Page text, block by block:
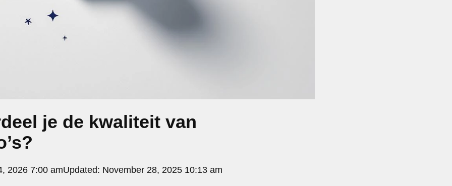
je de kwaliteit van
2026 7:00 amUpdated: November 28, 2025 10:13 am